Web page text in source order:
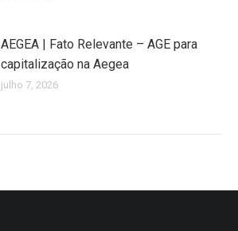
AEGEA | Fato Relevante – AGE para
capitalização na Aegea
julho 7, 2026